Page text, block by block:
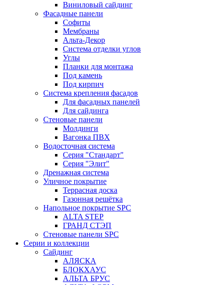
Виниловый сайдинг
Фасадные панели
Софиты
Мембраны
Альта-Декор
Система отделки углов
Углы
Планки для монтажа
Под камень
Под кирпич
Система крепления фасадов
Для фасадных панелей
Для сайдинга
Стеновые панели
Молдинги
Вагонка ПВХ
Водосточная система
Серия "Стандарт"
Серия "Элит"
Дренажная система
Уличное покрытие
Террасная доска
Газонная решётка
Напольное покрытие SPC
ALTA STEP
ГРАНД СТЭП
Стеновые панели SPC
Серии и коллекции
Сайдинг
АЛЯСКА
БЛОКХАУС
АЛЬТА БРУС